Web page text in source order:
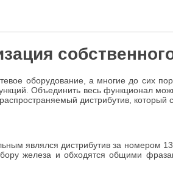
оборудование, а многие до сих
Объединить весь функционал
дистрибутив, который
являлся дистрибутив за
железа и обходятся общими